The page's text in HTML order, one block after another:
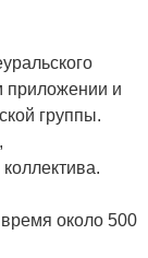
приложении и
группы.
около 500